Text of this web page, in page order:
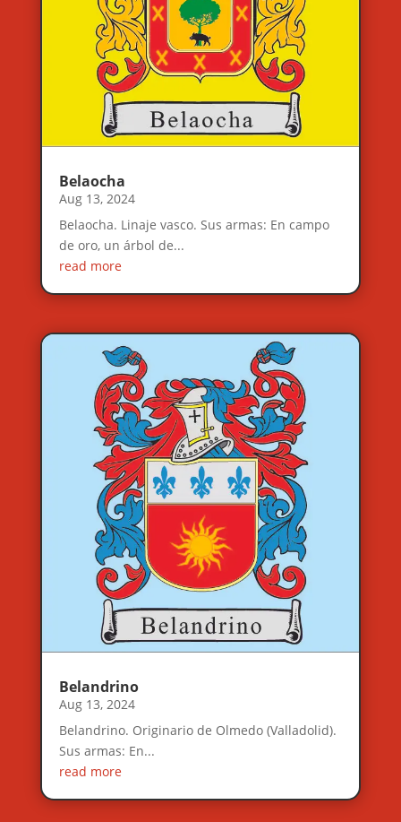
Belaocha
Aug 13, 2024
Belaocha. Linaje vasco. Sus armas: En campo
de oro, un árbol de...
read more
Belandrino
Aug 13, 2024
Belandrino. Originario de Olmedo (Valladolid).
Sus armas: En...
read more